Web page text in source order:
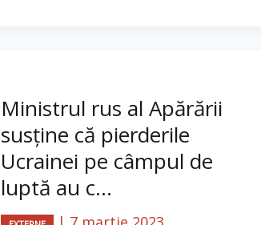
Ministrul rus al Apărării
susține că pierderile
Ucrainei pe câmpul de
luptă au c...